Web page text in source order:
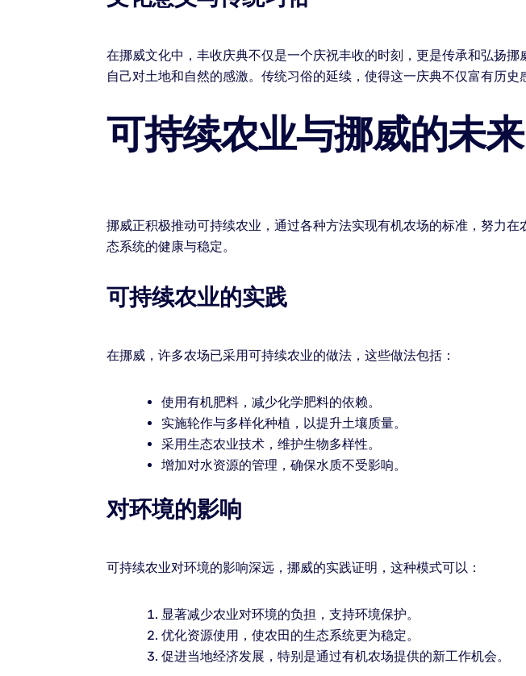
在挪威文化中，丰收庆典不仅是一个庆祝丰收的时刻，更是传承和弘扬
自己对土地和自然的感激。传统习俗的延续，使得这一庆典不仅富有历史
可持续农业与挪威的未来
挪威正积极推动可持续农业，通过各种方法实现有机农场的标准，努力
态系统的健康与稳定。
可持续农业的实践
在挪威，许多农场已采用可持续农业的做法，这些做法包括：
使用有机肥料，减少化学肥料的依赖。
实施轮作与多样化种植，以提升土壤质量。
采用生态农业技术，维护生物多样性。
增加对水资源的管理，确保水质不受影响。
对环境的影响
可持续农业对环境的影响深远，挪威的实践证明，这种模式可以：
显著减少农业对环境的负担，支持环境保护。
优化资源使用，使农田的生态系统更为稳定。
促进当地经济发展，特别是通过有机农场提供的新工作机会。